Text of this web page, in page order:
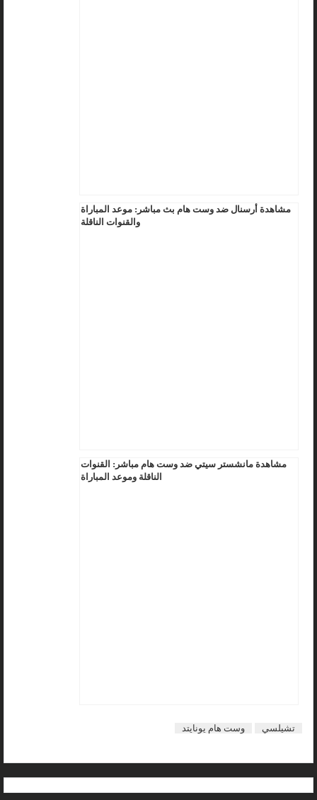
مشاهدة أرسنال ضد وست هام بث مباشر: موعد المباراة
والقنوات الناقلة
مشاهدة مانشستر سيتي ضد وست هام مباشر: القنوات
الناقلة وموعد المباراة
تشيلسي وست هام يونايتد